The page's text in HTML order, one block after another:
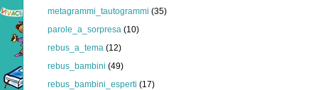
metagrammi_tautogrammi (35)
parole_a_sorpresa (10)
rebus_a_tema (12)
rebus_bambini (49)
rebus_bambini_esperti (17)